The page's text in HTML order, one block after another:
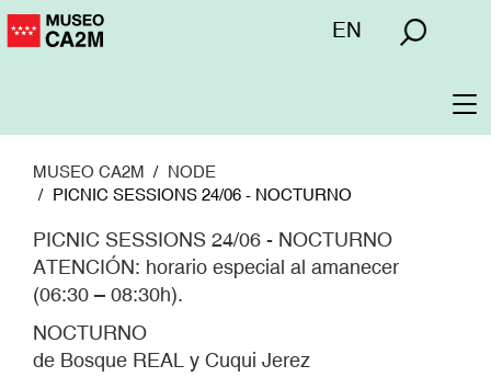
Pasar
Menú
EN
MUSEO CA2M
NODE
PICNIC SESSIONS 24/06 - NOCTURNO
PICNIC SESSIONS 24/06 - NOCTURNO
ATENCIÓN: horario especial al amanecer
(06:30 – 08:30h).
NOCTURNO
de Bosque REAL y Cuqui Jerez